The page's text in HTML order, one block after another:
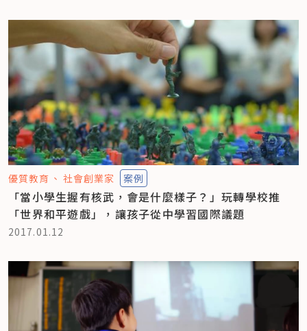
優質教育 社會創業家 案例
「當小學生握有核武，會是什麼樣子？」玩轉學校推
「世界和平遊戲」，讓孩子從中學習國際議題
2017.01.12